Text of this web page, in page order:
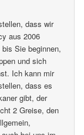
dass wir
aus 2006
Sie beginnen,
und sich
Ich kann mir
dass es
gibt, der
2 Greise, den